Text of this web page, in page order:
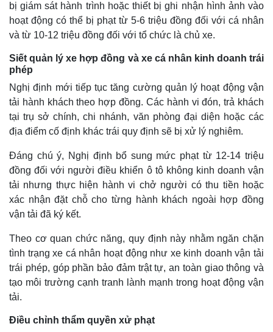
bị giám sát hành trình hoặc thiết bị ghi nhận hình ảnh vào
hoạt động có thể bị phạt từ 5-6 triệu đồng đối với cá nhân
và từ 10-12 triệu đồng đối với tổ chức là chủ xe.
Siết quản lý xe hợp đồng và xe cá nhân kinh doanh trái
phép
Nghị định mới tiếp tục tăng cường quản lý hoạt động vận
tải hành khách theo hợp đồng. Các hành vi đón, trả khách
tại trụ sở chính, chi nhánh, văn phòng đại diện hoặc các
địa điểm cố định khác trái quy định sẽ bị xử lý nghiêm.
Đáng chú ý, Nghị định bổ sung mức phạt từ 12-14 triệu
đồng đối với người điều khiển ô tô không kinh doanh vận
tải nhưng thực hiện hành vi chở người có thu tiền hoặc
xác nhận đặt chỗ cho từng hành khách ngoài hợp đồng
vận tải đã ký kết.
Theo cơ quan chức năng, quy định này nhằm ngăn chặn
tình trạng xe cá nhân hoạt động như xe kinh doanh vận tải
trái phép, góp phần bảo đảm trật tự, an toàn giao thông và
tạo môi trường cạnh tranh lành mạnh trong hoạt động vận
tải.
Điều chỉnh thẩm quyền xử phạt